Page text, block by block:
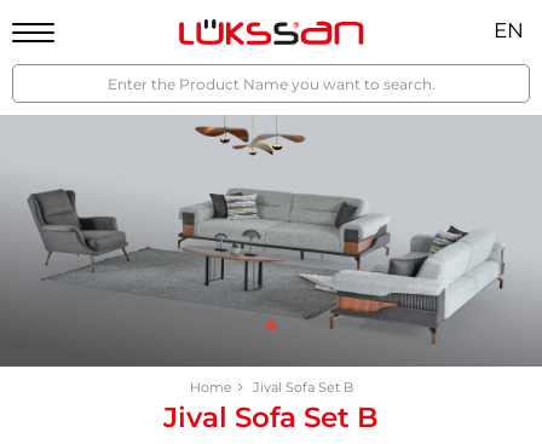
EN
Home Jival Sofa Set B
Jival Sofa Set B